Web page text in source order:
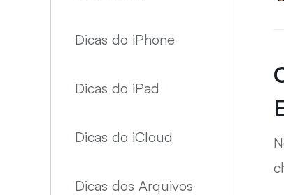
Dicas do iPhone
Dicas do iPad
Dicas do iCloud
Dicas dos Arquivos